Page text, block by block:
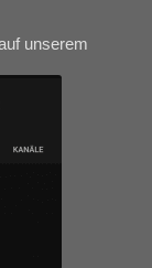
unserem